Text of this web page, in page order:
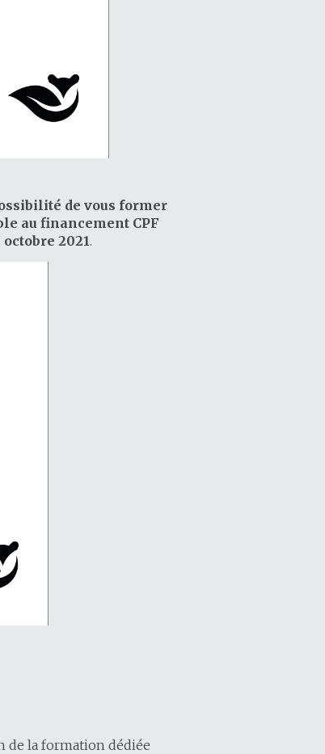
de vous former
au financement CPF
2021.
de la formation dédiée